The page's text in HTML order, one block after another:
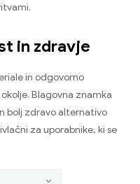
in zdravje
in odgovorno
Blagovna znamka
bolj zdravo alternativo
za uporabnike, ki se